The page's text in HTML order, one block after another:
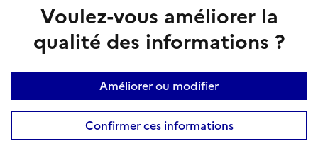
Voulez-vous améliorer la
qualité des informations ?
Améliorer ou modifier
Confirmer ces informations